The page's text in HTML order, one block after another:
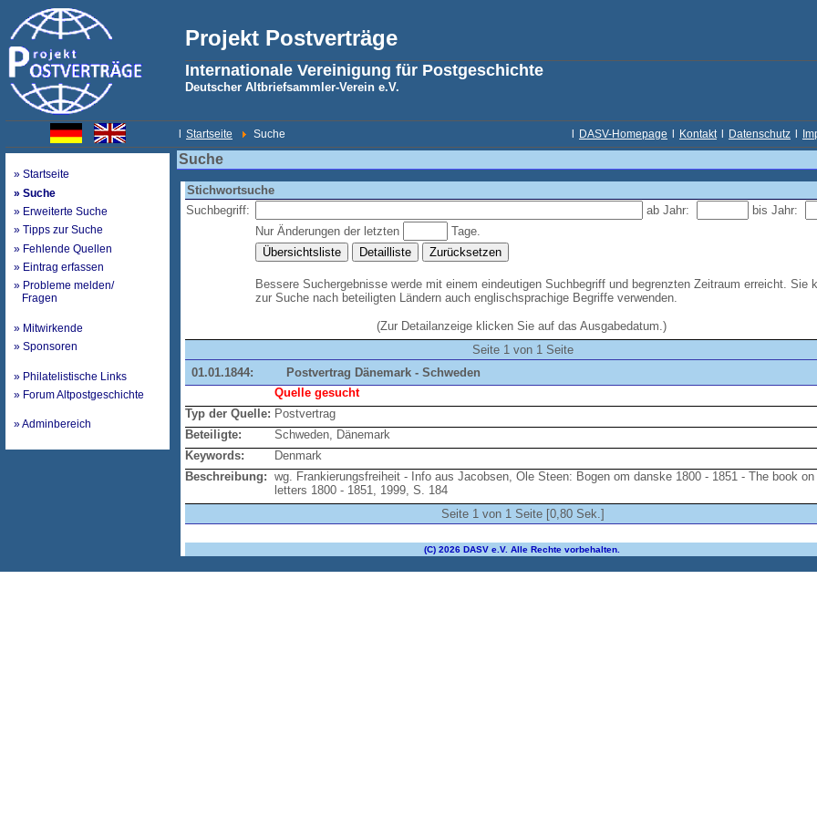
Projekt Postverträge
Internationale Vereinigung für Postgeschichte
Deutscher Altbriefsammler-Verein e.V.
Startseite Suche DASV-Homepage Kontakt Datenschutz
» Startseite
» Suche
» Erweiterte Suche
» Tipps zur Suche
» Fehlende Quellen
» Eintrag erfassen
» Probleme melden/
Fragen
» Mitwirkende
» Sponsoren
» Philatelistische Links
» Forum Altpostgeschichte
» Adminbereich
Suche
Stichwortsuche
Suchbegriff:
ab Jahr:
bis Jahr:
Nur Änderungen der letzten
Tage.
Bessere Suchergebnisse werde mit einem eindeutigen Suchbegriff und begrenzten Zeitraum erreicht. Sie
zur Suche nach beteiligten Ländern auch englischsprachige Begriffe verwenden.
(Zur Detailanzeige klicken Sie auf das Ausgabedatum.)
Seite 1 von 1 Seite
01.01.1844:
Postvertrag Dänemark - Schweden
Quelle gesucht
Typ der Quelle: Postvertrag
Beteiligte:
Schweden, Dänemark
Keywords:
Denmark
Beschreibung: wg. Frankierungsfreiheit - Info aus Jacobsen, Ole Steen: Bogen om danske 1800 - 1851 - The book on
letters 1800 - 1851, 1999, S. 184
Seite 1 von 1 Seite [0,80 Sek.]
(C) 2026 DASV e.V. Alle Rechte vorbehalten.